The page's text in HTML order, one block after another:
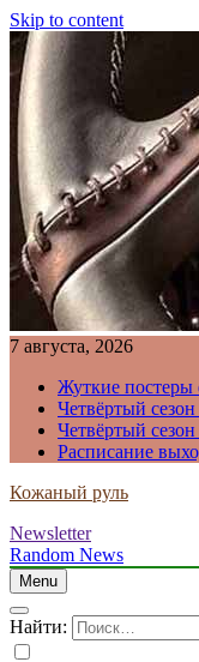
Skip to content
7 августа, 2026
Жуткие постеры
Четвёртый
Четвёртый
Расписание
Кожаный руль
Newsletter
Random News
Menu
Найти: